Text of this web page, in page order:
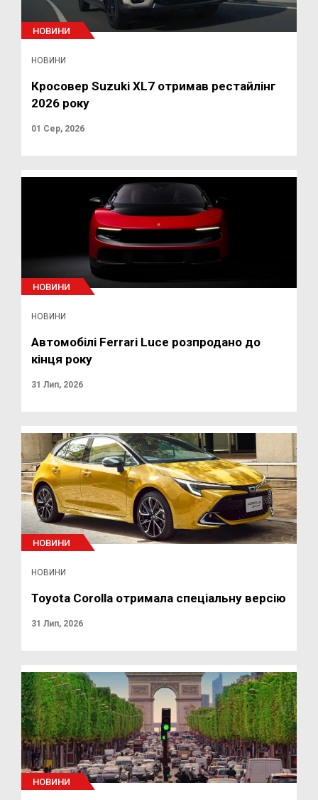
НОВИНИ
НОВИНИ
Кросовер Suzuki XL7 отримав рестайлінг
2026 року
01 Сер, 2026
НОВИНИ
НОВИНИ
Автомобілі Ferrari Luce розпродано до
кінця року
31 Лип, 2026
НОВИНИ
НОВИНИ
Toyota Corolla отримала спеціальну версію
31 Лип, 2026
НОВИНИ